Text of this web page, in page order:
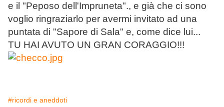
e il "Peposo dell'Impruneta"., e già che ci sono
voglio ringraziarlo per avermi invitato ad una
puntata di "Sapore di Sala" e, come dice lui...
TU HAI AVUTO UN GRAN CORAGGIO!!!
#ricordi e aneddoti